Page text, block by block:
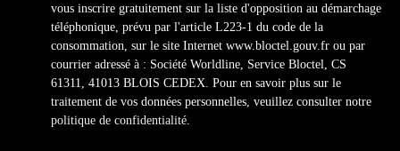
vous inscrire gratuitement sur la liste d'opposition au démarchage
téléphonique, prévu par l'article L223-1 du code de la
consommation, sur le site Internet www.bloctel.gouv.fr ou par
courrier adressé à : Société Worldline, Service Bloctel, CS
61311, 41013 BLOIS CEDEX. Pour en savoir plus sur le
traitement de vos données personnelles, veuillez consulter notre
politique de confidentialité